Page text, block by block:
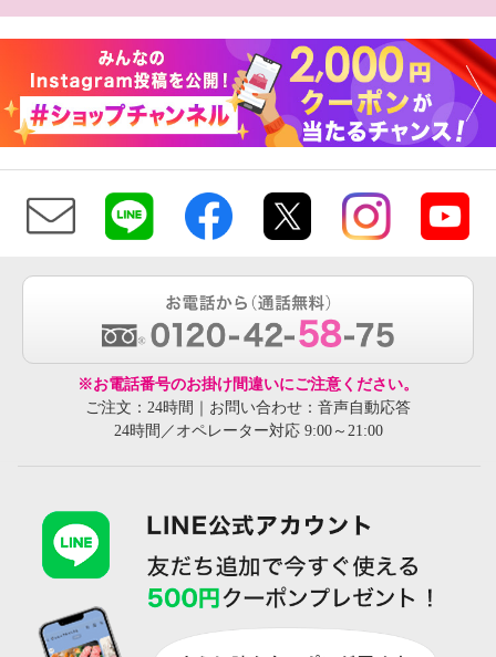
※お電話番号のお掛け間違いにご注意ください。
ご注文：24時間｜お問い合わせ：音声自動応答
24時間／オペレーター対応 9:00～21:00